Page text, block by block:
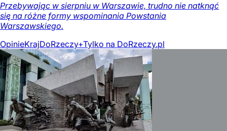
Przebywając w sierpniu w Warszawie, trudno nie natknąć
się na różne formy wspominania Powstania
Warszawskiego.
OpinieKrajDoRzeczy+Tylko na DoRzeczy.pl